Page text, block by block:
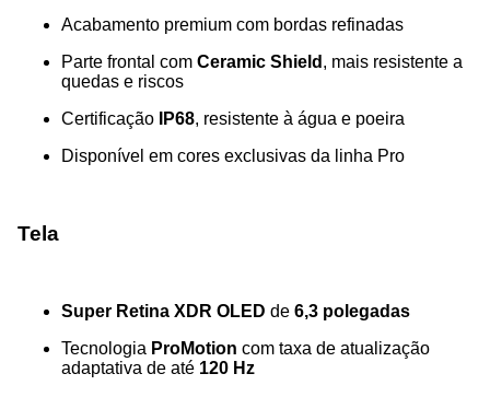
Acabamento premium com bordas refinadas
Parte frontal com Ceramic Shield , mais resistente a
quedas e riscos
Certificação
IP68, resistente à água e poeira
Disponível em cores exclusivas da linha Pro
Tela
Super Retina XDR OLED de 6,3 polegadas
Tecnologia ProMotion com taxa de atualização
adaptativa de até 120 Hz